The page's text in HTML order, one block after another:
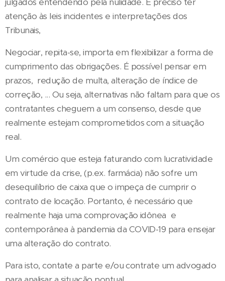
atenção às leis incidentes e interpretações dos
Tribunais,
Negociar, repita-se, importa em flexibilizar a forma de
cumprimento das obrigações. É possível pensar em
prazos, redução de multa, alteração de índice de
correção, ... Ou seja, alternativas não faltam para que os
contratantes cheguem a um consenso, desde que
realmente estejam comprometidos com a situação
real.
Um comércio que esteja faturando com lucratividade
em virtude da crise, (p.ex. farmácia) não sofre um
desequilíbrio de caixa que o impeça de cumprir o
contrato de locação. Portanto, é necessário que
realmente haja uma comprovação idônea e
contemporânea à pandemia da COVID-19 para ensejar
uma alteração do contrato.
Para isto, contate a parte e/ou contrate um advogado